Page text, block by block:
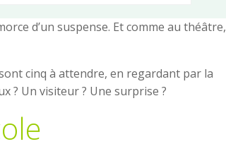
d’un suspense. Et comme au théâtre,
cinq à attendre, en regardant par la
? Un visiteur ? Une surprise ?